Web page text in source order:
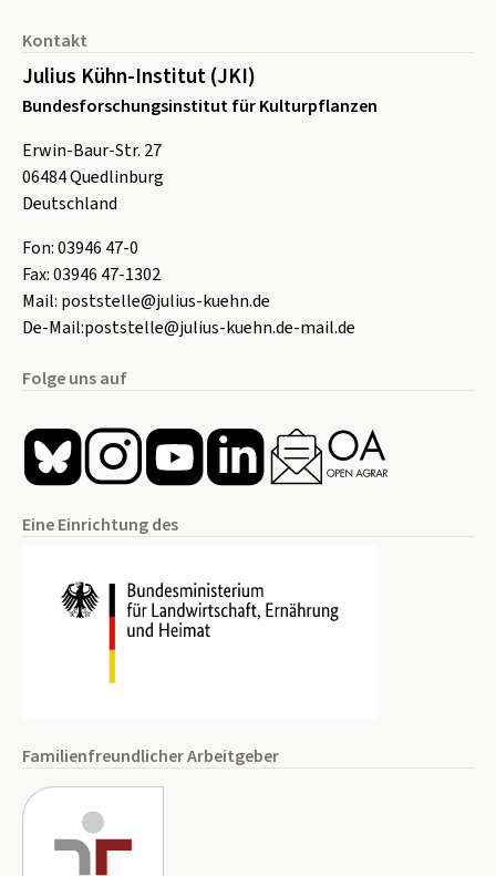
Kontakt
Julius Kühn-Institut (JKI)
Bundesforschungsinstitut für Kulturpflanzen
Erwin-Baur-Str. 27
06484Quedlinburg
Deutschland
Fon:03946 47-0
Fax:03946 47-1302
Mail: poststelle@julius-kuehn.de
De-Mail:poststelle@julius-kuehn.de-mail.de
Folge uns auf
Eine Einrichtung des
Familienfreundlicher Arbeitgeber